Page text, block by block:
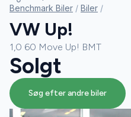
Benchmark Biler / Biler /
VW Up!
1,0 60 Move Up! BMT
Solgt
Søg efter andre biler